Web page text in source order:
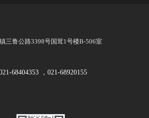
三鲁公路3398号国茸1号楼B-506室
68404353 ，021-68920155